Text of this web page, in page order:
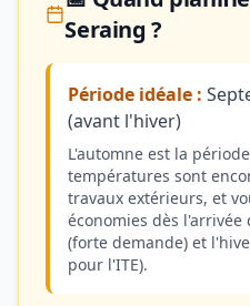
Seraing ?
Période idéale :
(avant l'hiver)
L'automne est la
températures sont
travaux extérieurs, et
économies dès l'arrivée
(forte demande) et
pour l'ITE).